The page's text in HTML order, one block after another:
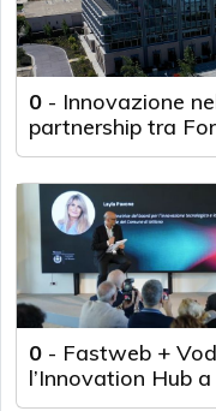
0 - Innovazione
partnership tra
0 - Fastweb +
l’Innovation Hub